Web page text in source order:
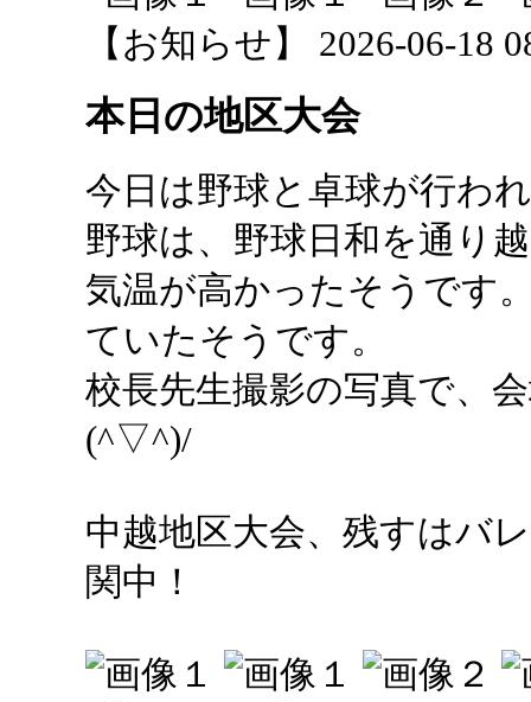
【お知らせ】 2026-06-18
本日の地区大会
今日は野球と卓球が行わ
野球は、野球日和を通り
気温が高かったそうです
ていたそうです。
校長先生撮影の写真で、
(^▽^)/
中越地区大会、残すはバ
関中！